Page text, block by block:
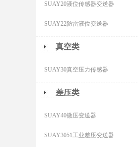
SUAY20液位传感器变送器
SUAY22防雷液位变送器
真空类
SUAY30真空压力传感器
差压类
SUAY40微压变送器
SUAY3051工业差压变送器